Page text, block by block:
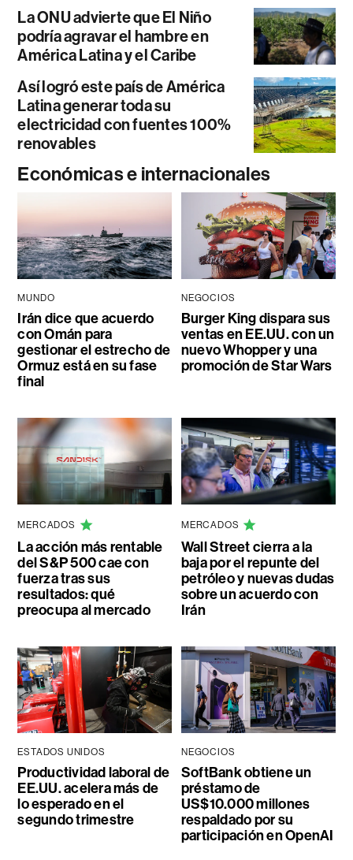
La ONU advierte que El Niño
podría agravar el hambre en
América Latina y el Caribe
Así logró este país de América
Latina generar toda su
electricidad con fuentes 100%
renovables
Económicas e internacionales
MUNDO
Irán dice que acuerdo
con Omán para
gestionar el estrecho de
Ormuz está en su fase
final
NEGOCIOS
Burger King dispara sus
ventas en EE.UU. con un
nuevo Whopper y una
promoción de Star Wars
MERCADOS
La acción más rentable
del S&P 500 cae con
fuerza tras sus
resultados: qué
preocupa al mercado
MERCADOS
Wall Street cierra a la
baja por el repunte del
petróleo y nuevas dudas
sobre un acuerdo con
Irán
ESTADOS UNIDOS
Productividad laboral de
EE.UU. acelera más de
lo esperado en el
segundo trimestre
NEGOCIOS
SoftBank obtiene un
préstamo de
US$10.000 millones
respaldado por su
participación en OpenAI